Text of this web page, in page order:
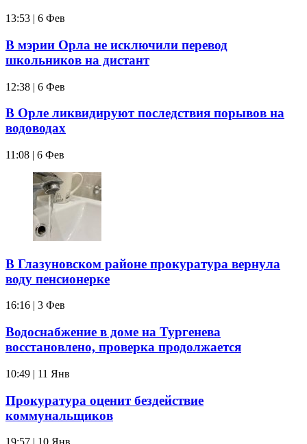
13:53 | 6 Фев
В мэрии Орла не исключили перевод
школьников на дистант
12:38 | 6 Фев
В Орле ликвидируют последствия порывов на
водоводах
11:08 | 6 Фев
В Глазуновском районе прокуратура вернула
воду пенсионерке
16:16 | 3 Фев
Водоснабжение в доме на Тургенева
восстановлено, проверка продолжается
10:49 | 11 Янв
Прокуратура оценит бездействие
коммунальщиков